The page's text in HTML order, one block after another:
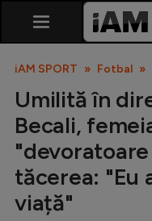
iAM SPORT Fotbal
Umilită în
Becali,
tăcerea: "Eu
viață"